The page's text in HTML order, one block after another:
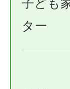
ター